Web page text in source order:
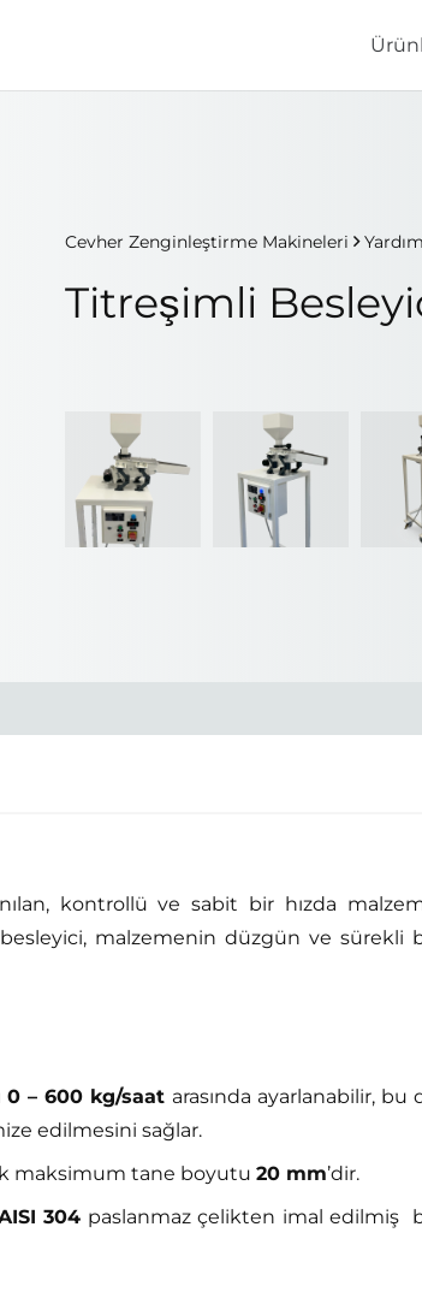
Cevher Zenginleştirme Makineleri
Titreşimli
kontrollü ve sabit bir hızda
malzemenin düzgün ve sürekli
0 – 600 kg/saat arasında ayarlanabilir, bu
edilmesini sağlar.
maksimum tane boyutu 20 mm’dir.
304 paslanmaz çelikten imal edilmiş